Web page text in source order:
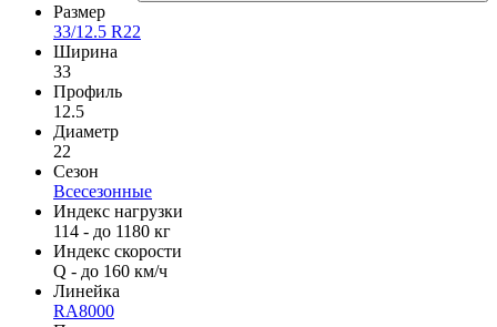
Размер
33/12.5 R22
Ширина
33
Профиль
12.5
Диаметр
22
Сезон
Всесезонные
Индекс нагрузки
114 - до 1180 кг
Индекс скорости
Q - до 160 км/ч
Линейка
RA8000